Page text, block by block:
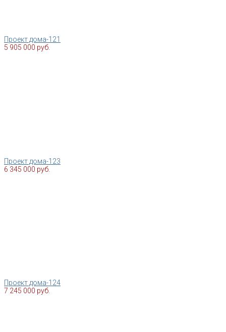
Проект дома-121
5 905 000 руб.
Проект дома-123
6 345 000 руб.
Проект дома-124
7 245 000 руб.